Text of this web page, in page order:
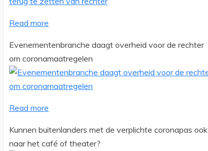
Read more
Evenementenbranche daagt overheid voor de rechter
om coronamaatregelen
Read more
Kunnen buitenlanders met de verplichte coronapas ook
naar het café of theater?